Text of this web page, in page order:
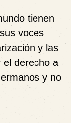
tienen
voces
y las
el derecho a
y no